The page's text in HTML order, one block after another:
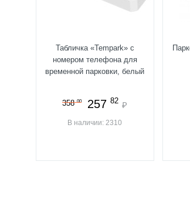
Табличка «Tempark» с
номером телефона для
временной парковки, белый
358 00 257 82 ₽
В наличии: 2310